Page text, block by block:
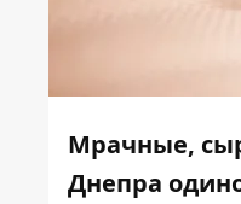
Мрачные,
Днепра